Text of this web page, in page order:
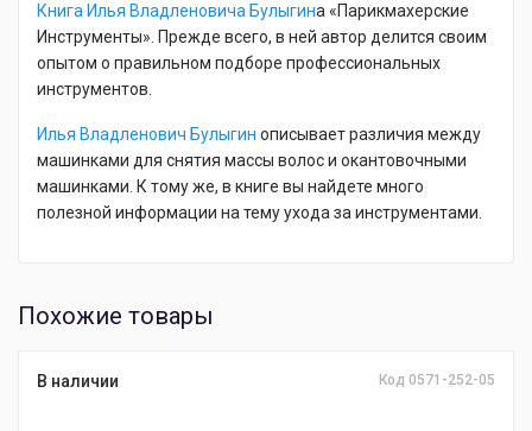
Книга Илья Владленовича Булыгина «Парикмахерские
Инструменты». Прежде всего, в ней автор делится своим
опытом о правильном подборе профессиональных
инструментов.
Илья Владленович Булыгин описывает различия между
машинками для снятия массы волос и окантовочными
машинками. К тому же, в книге вы найдете много
полезной информации на тему ухода за инструментами.
Похожие товары
В наличии Код 0571-252-05